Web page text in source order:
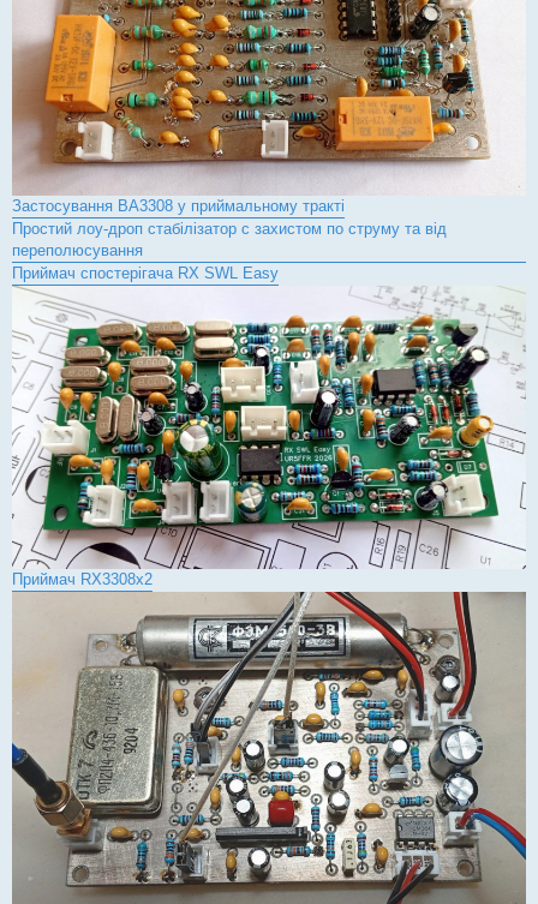
Застосування BA3308 у приймальному тракті
Простий лоу-дроп стабілізатор с захистом по струму та від
переполюсування
Приймач спостерігача RX SWL Easy
Приймач RX3308x2